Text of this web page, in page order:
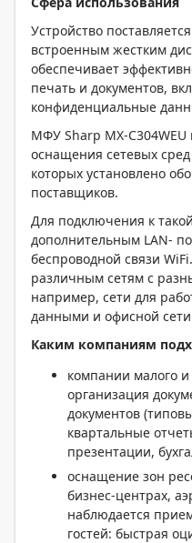
Устройство
встроенным жестким
обеспечивает
печать и документов,
конфиденциальные
МФУ Sharp MX-
оснащения сетевых
которых установлено
поставщиков.
Для подключения к
дополнительным LAN-
беспроводной связи
различным сетям с
например, сети для
данными и офисной
Каким компаниям
компании малого и
организация
документов
квартальные
презентации,
оснащение зон
бизнес-центрах,
наблюдается
гостей: быстрая